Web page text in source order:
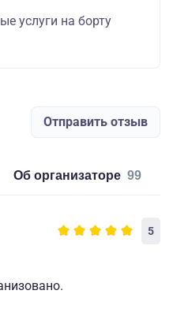
услуги на борту
Отправить отзыв
об организаторе 99
5